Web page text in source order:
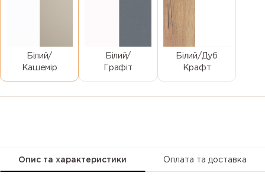
Білий/
Кашемір
Білий/
Графіт
Білий/Дуб
Крафт
Опис та характеристики Оплата та доставка